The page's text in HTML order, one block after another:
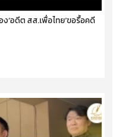
‘อดีต สส.เพื่อไทย’ขอรื้อคดี